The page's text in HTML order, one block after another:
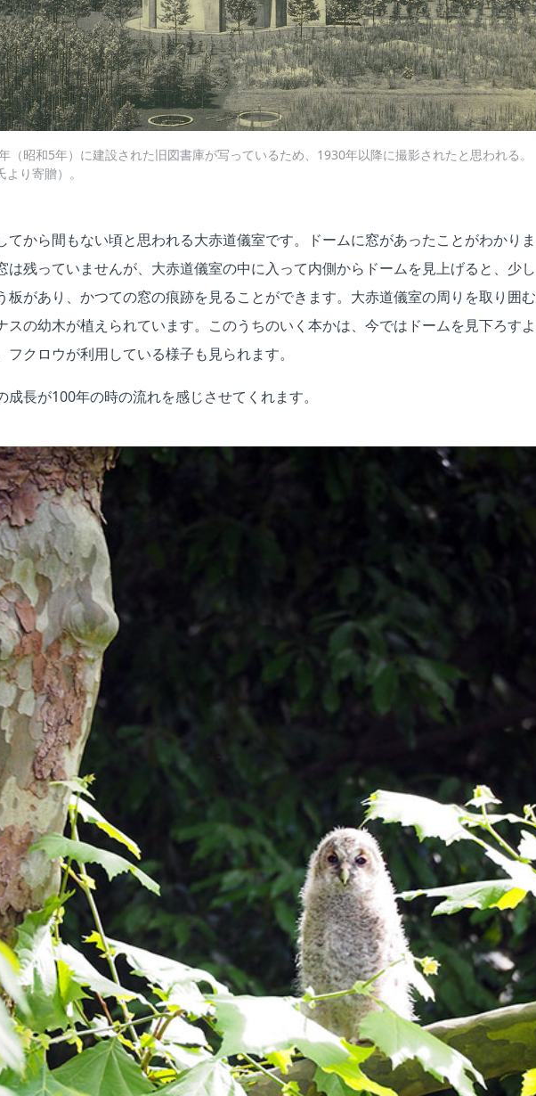
（昭和5年）に建設された旧図書庫が写っているため、1930年以降に撮影されたと思われる。
より寄贈）。
てから間もない頃と思われる大赤道儀室です。ドームに窓があったことがわかりま
は残っていませんが、大赤道儀室の中に入って内側からドームを見上げると、少し
板があり、かつての窓の痕跡を見ることができます。大赤道儀室の周りを取り囲む
スの幼木が植えられています。このうちのいく本かは、今ではドームを見下ろすよ
フクロウが利用している様子も見られます。
成長が100年の時の流れを感じさせてくれます。